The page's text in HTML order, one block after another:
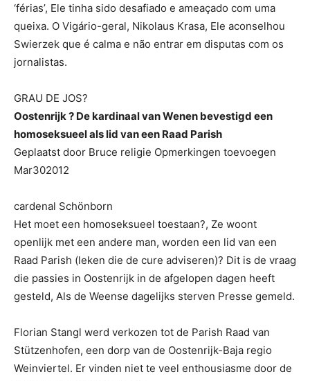
‘férias’, Ele tinha sido desafiado e ameaçado com uma
queixa. O Vigário-geral, Nikolaus Krasa, Ele aconselhou
Swierzek que é calma e não entrar em disputas com os
jornalistas.
GRAU DE JOS?
Oostenrijk ? De kardinaal van Wenen bevestigd een
homoseksueel als lid van een Raad Parish
Geplaatst door Bruce religie Opmerkingen toevoegen
Mar302012
cardenal Schönborn
Het moet een homoseksueel toestaan?, Ze woont
openlijk met een andere man, worden een lid van een
Raad Parish (leken die de cure adviseren)? Dit is de vraag
die passies in Oostenrijk in de afgelopen dagen heeft
gesteld, Als de Weense dagelijks sterven Presse gemeld.
Florian Stangl werd verkozen tot de Parish Raad van
Stützenhofen, een dorp van de Oostenrijk-Baja regio
Weinviertel. Er vinden niet te veel enthousiasme door de